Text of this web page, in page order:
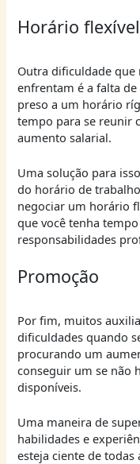
Horário flexível
Outra dificuldade
enfrentam é a falta de
preso a um horário
tempo para se reunir
aumento salarial.
Uma solução para
do horário de
negociar um horário
que você tenha
responsabilidades
Promoção
Por fim, muitos
dificuldades quando
procurando um
conseguir um se não
disponíveis.
Uma maneira de
habilidades e
esteja ciente de todas